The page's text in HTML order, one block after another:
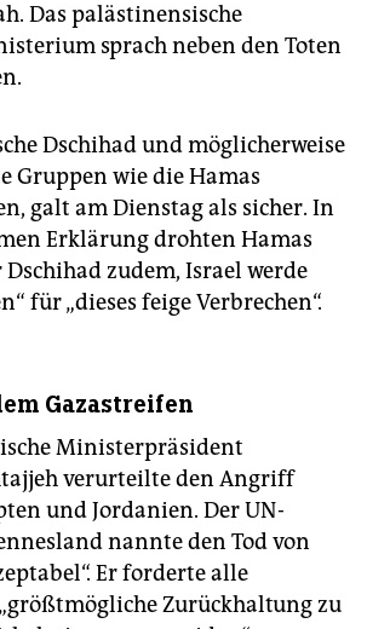
Das palästinensische
sprach neben den Toten
Dschihad und möglicherweise
Gruppen wie die Hamas
galt am Dienstag als sicher. In
Erklärung drohten Hamas
zudem, Israel werde
für „dieses feige Verbrechen“.
Gazastreifen
Ministerpräsident
verurteilte den Angriff
und Jordanien. Der UN-
nannte den Tod von
Er forderte alle
Zurückhaltung zu